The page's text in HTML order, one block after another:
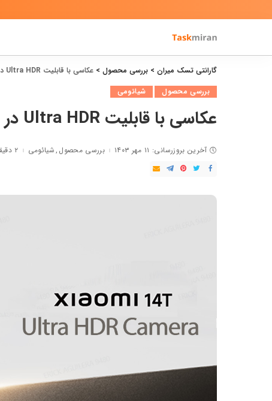
گارانتی تسک میران > بررسی محصول > عکاسی با قابلیت Ultra HDR در شیائومی 14T
بررسی محصول
شیائومی
عکاسی با قابلیت Ultra HDR در شیائومی 14T
آخرین بروزرسانی: ۱۱ مهر ۱۴۰۳ بررسی محصول شیائومی ۲ دقیقه مطالعه